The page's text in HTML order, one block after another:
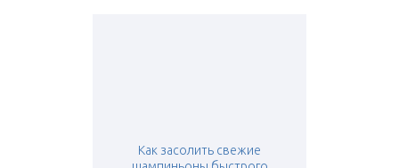
Как засолить свежие